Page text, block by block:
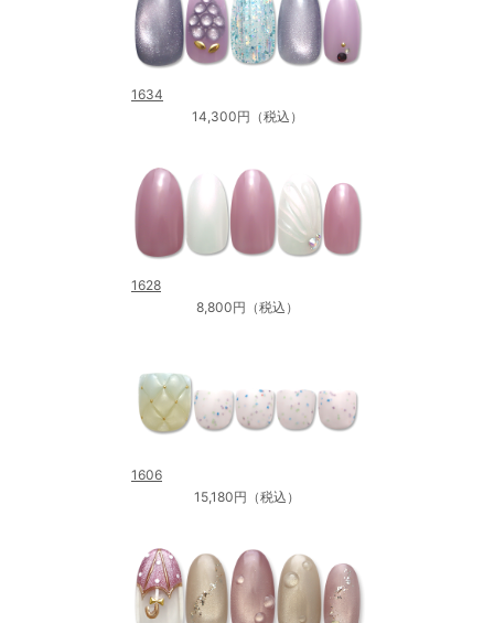
1634
14,300円（税込）
1628
8,800円（税込）
1606
15,180円（税込）